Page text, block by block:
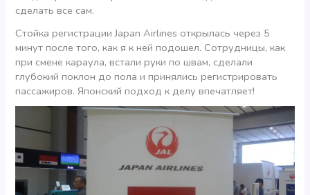
сделать все сам.
Стойка регистрации Japan Airlines открылась через 5
минут после того, как я к ней подошел. Сотрудницы, как
при смене караула, встали руки по швам, сделали
глубокий поклон до пола и принялись регистрировать
пассажиров. Японский подход к делу впечатляет!